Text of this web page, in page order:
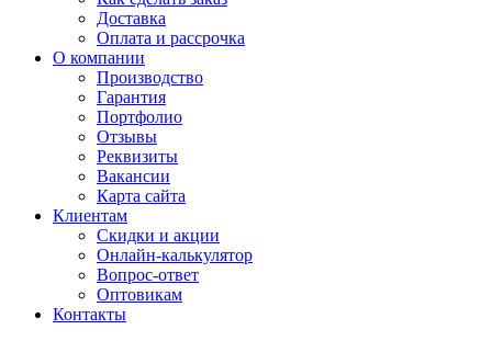
Доставка
Оплата и рассрочка
О компании
Производство
Гарантия
Портфолио
Отзывы
Реквизиты
Вакансии
Карта сайта
Клиентам
Скидки и акции
Онлайн-калькулятор
Вопрос-ответ
Оптовикам
Контакты